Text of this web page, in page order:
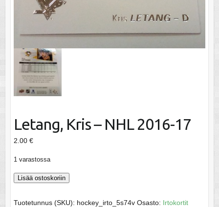
Letang, Kris – NHL 2016-17
2.00 €
1 varastossa
Letang,
-
Lisää ostoskoriin
Tuotetunnus (SKU): hockey_irto_5s74v Osasto: Irtokortit